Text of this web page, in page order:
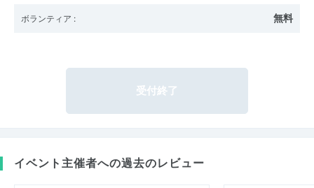
ボランティア : 無料
受付終了
イベント主催者への過去のレビュー